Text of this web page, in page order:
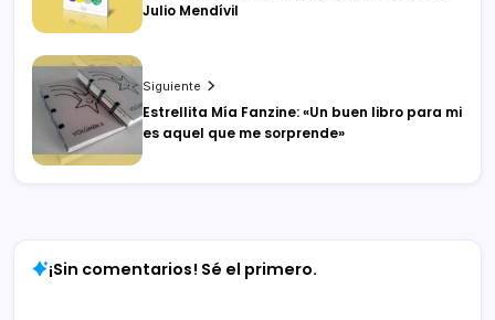
Julio Mendívil
Siguiente
Estrellita Mía Fanzine: «Un buen libro para mi
es aquel que me sorprende»
¡Sin comentarios! Sé el primero.